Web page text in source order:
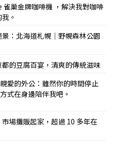
巢金牌咖啡機 ，解決我對咖啡
。
：北海道札幌｜野幌森林公園
的豆腐百宴，清爽的傳統滋味
親愛的外公：雖然你的時間停止
式在身邊陪伴我吧。
場攤販起家，超過 10 多年在